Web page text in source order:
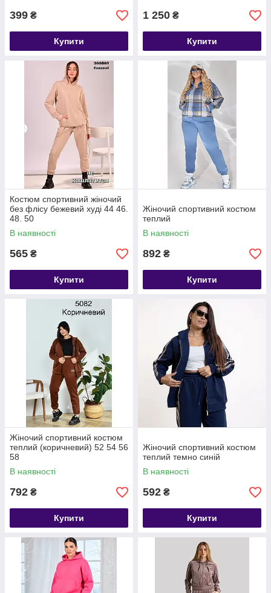
399 ₴
Купити
1 250 ₴
Купити
Костюм спортивний жіночий
без флісу бежевий худі 44 46.
48. 50
В наявності
565 ₴
Купити
Жіночий спортивний костюм
теплий
В наявності
892 ₴
Купити
Жіночий спортивний костюм
теплий (коричневий) 52 54 56
58
В наявності
792 ₴
Купити
Жіночий спортивний костюм
теплий темно синій
В наявності
592 ₴
Купити